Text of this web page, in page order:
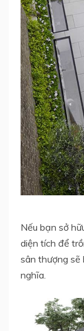
Nếu bạn sở
diện tích để
sân thượng sẽ
nghĩa.